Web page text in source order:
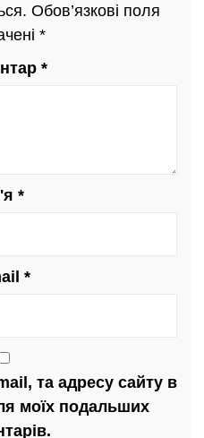
Обов’язкові поля
*
*
*
*
та адресу сайту в
моїх подальших